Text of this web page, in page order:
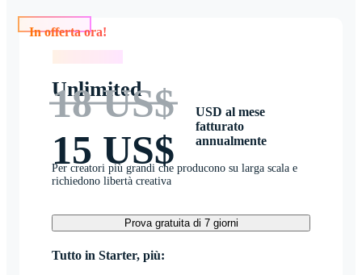
Unlimited
18 US$
15 US$
USD al mese
fatturato
annualmente
Per creatori più grandi che producono su larga scala e
richiedono libertà creativa
Prova gratuita di 7 giorni
Tutto in Starter, più: